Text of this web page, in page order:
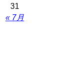
« 7月
31